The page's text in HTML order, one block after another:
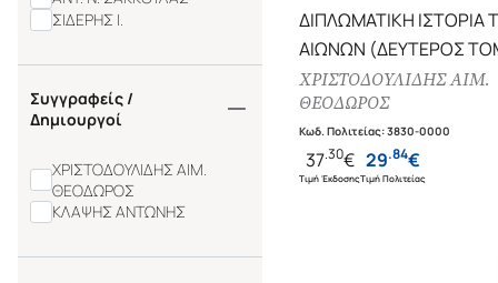
ΣΙΔΕΡΗΣ Ι.
Συγγραφείς /
Δημιουργοί
ΧΡΙΣΤΟΔΟΥΛΙΔΗΣ ΑΙΜ.
ΘΕΟΔΩΡΟΣ
ΚΛΑΨΗΣ ΑΝΤΩΝΗΣ
ΔΙΠΛΩΜΑΤΙΚΗ ΙΣΤΟΡΙΑ
ΑΙΩΝΩΝ (ΔΕΥΤΕΡΟΣ
ΑΠΟ ΤΗ ΒΙΕΝΝΗ ΣΤΙΣ
ΒΕΡΣΑΛΛΙΕΣ 1815-1919
ΧΡΙΣΤΟΔΟΥΛΙΔΗΣ ΑΙΜ.
ΘΕΟΔΩΡΟΣ
Κωδ. Πολιτείας:3830-0000
37.30€
Τιμή Έκδοσης
29.84€
Τιμή Πολιτείας